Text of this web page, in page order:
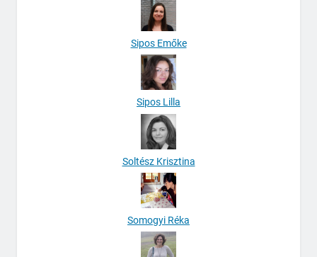
Sipos Emőke
Sipos Lilla
Soltész Krisztina
Somogyi Réka